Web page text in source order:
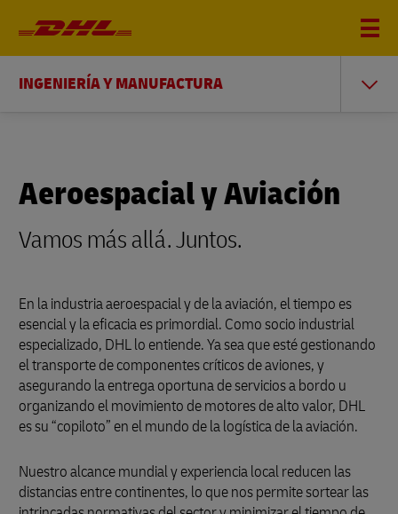
INGENIERÍA Y MANUFACTURA
Aeroespacial y Aviación
Vamos más allá. Juntos.
En la industria aeroespacial y de la aviación, el tiempo es
esencial y la eficacia es primordial. Como socio industrial
especializado, DHL lo entiende. Ya sea que esté gestionando
el transporte de componentes críticos de aviones, y
asegurando la entrega oportuna de servicios a bordo u
organizando el movimiento de motores de alto valor, DHL
es su “copiloto” en el mundo de la logística de la aviación.
Nuestro alcance mundial y experiencia local reducen las
distancias entre continentes, lo que nos permite sortear las